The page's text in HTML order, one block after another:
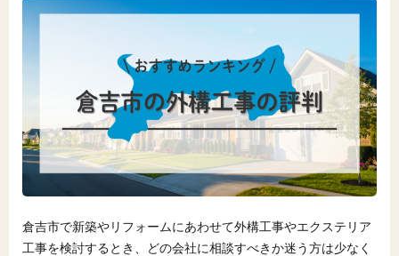
倉吉市で新築やリフォームにあわせて外構工事やエクステリア
工事を検討するとき、どの会社に相談すべきか迷う方は少なく